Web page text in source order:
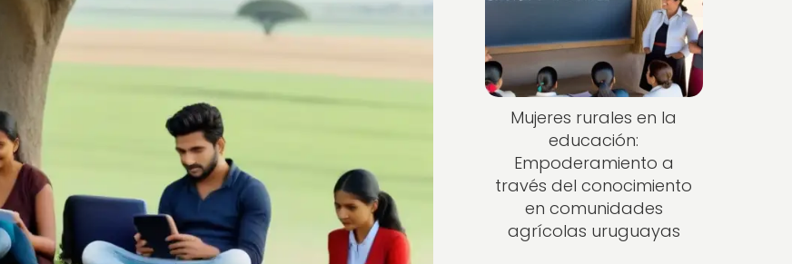
Mujeres rurales en la
educación:
Empoderamiento a
través del conocimiento
en comunidades
agrícolas uruguayas